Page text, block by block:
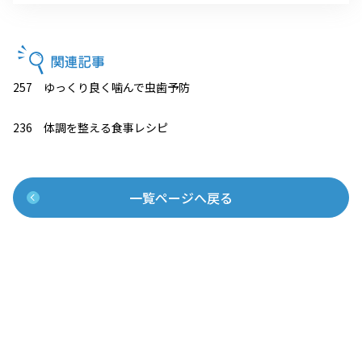
257 ゆっくり良く噛んで虫歯予防
236 体調を整える食事レシピ
一覧ページへ戻る